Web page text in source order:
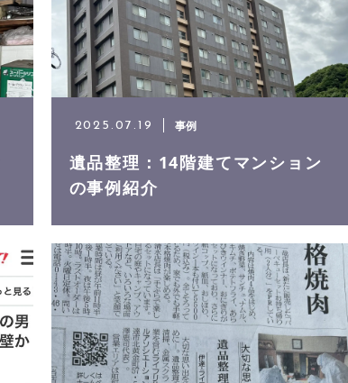
2025.07.19 事例
遺品整理：14階建てマンション
の事例紹介